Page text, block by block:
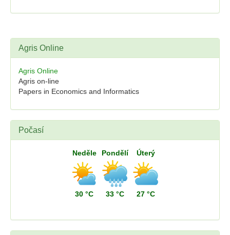
Agris Online
Agris Online
Agris on-line
Papers in Economics and Informatics
Počasí
Neděle
30 °C
Pondělí
33 °C
Úterý
27 °C